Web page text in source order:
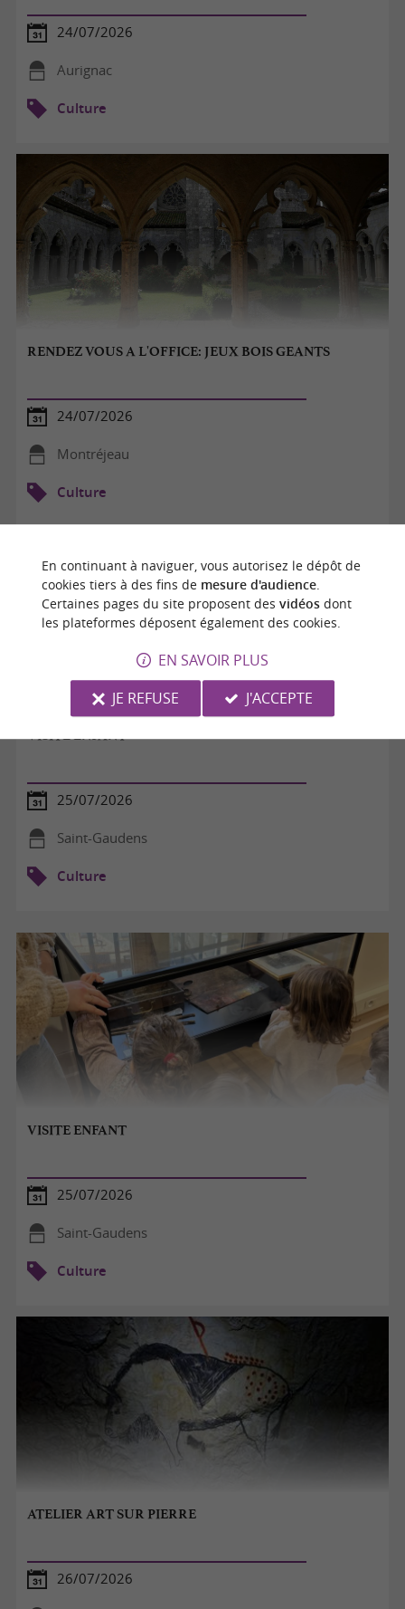
24/07/2026
Aurignac
Culture
RENDEZ VOUS A L'OFFICE: JEUX BOIS GEANTS
24/07/2026
Montréjeau
Culture
VISITE ENFANT
25/07/2026
Saint-Gaudens
Culture
VISITE ENFANT
25/07/2026
Saint-Gaudens
Culture
ATELIER ART SUR PIERRE
26/07/2026
En continuant à naviguer, vous autorisez le dépôt de
cookies tiers à des fins de mesure d'audience.
Certaines pages du site proposent des vidéosdont
les plateformes déposent également des cookies.
EN SAVOIR PLUS
JE REFUSE
J'ACCEPTE